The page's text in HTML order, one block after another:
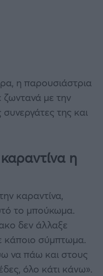
η παρουσιάστρια
ζωντανά με την
της και
η
καραντίνα,
το μπούκωμα.
δεν άλλαξε
κάποιο σύμπτωμα.
να πάω και στους
όλο κάτι κάνω».